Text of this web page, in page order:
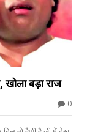
खोला बड़ा राज
0